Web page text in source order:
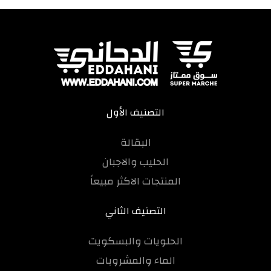
التصنيف الأول
البقالة
الحليب والاجبان
المنتجات الاكثر مبيعاً
التصنيف الثاني
الحلويات والبسكويت
الماء والمشروبات